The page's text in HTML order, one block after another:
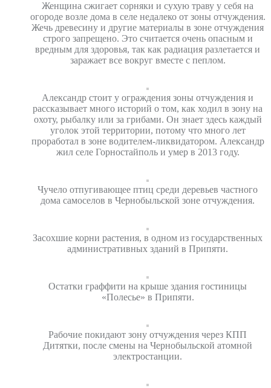
Женщина сжигает сорняки и сухую траву у себя на
огороде возле дома в селе недалеко от зоны отчуждения.
Жечь древесину и другие материалы в зоне отчуждения
строго запрещено. Это считается очень опасным и
вредным для здоровья, так как радиация разлетается и
заражает все вокруг вместе с пеплом.
Александр стоит у ограждения зоны отчуждения и
рассказывает много историй о том, как ходил в зону на
охоту, рыбалку или за грибами. Он знает здесь каждый
уголок этой территории, потому что много лет
проработал в зоне водителем-ликвидатором. Александр
жил селе Горностайполь и умер в 2013 году.
Чучело отпугивающее птиц среди деревьев частного
дома самоселов в Чернобыльской зоне отчуждения.
Засохшие корни растения, в одном из государственных
административных зданий в Припяти.
Остатки граффити на крыше здания гостиницы
«Полесье» в Припяти.
Рабочие покидают зону отчуждения через КПП
Дитятки, после смены на Чернобыльской атомной
электростанции.